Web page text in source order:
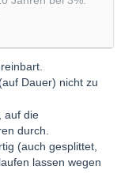
vor 5 Jahren
Wer das nicht
hat um 0,4%
Jahre mit
Dauer) nicht zu
auf die
durch.
(auch gesplittet,
lassen wegen